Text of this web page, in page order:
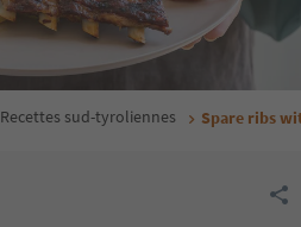
Recettes sud-tyroliennes Spare ribs